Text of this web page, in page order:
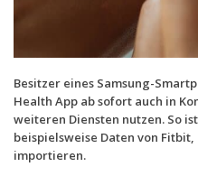
Flatrate-Prepaidtarife
Mobilfunk-
Mobilfunk-
Flatrate-Datentarife
Besitzer eines Samsung-
Health App ab sofort auch in
weiteren Diensten nutzen. So
beispielsweise Daten von
importieren.